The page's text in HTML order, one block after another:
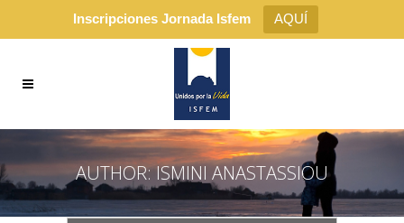
Inscripciones Jornada Isfem AQUÍ
AUTHOR: ISMINI ANASTASSIOU